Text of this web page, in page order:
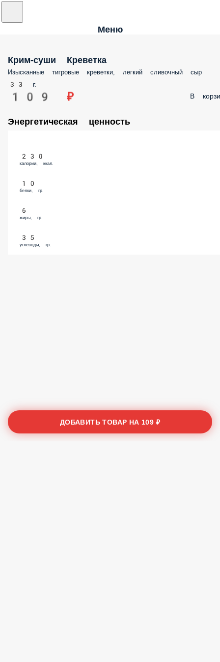
Меню
Крим-суши Креветка
Изысканные тигровые креветки, легкий сливочный сыр
33 г.
109 ₽ В
Энергетическая ценность
230
калории, ккал.
10
белки, гр.
6
жиры, гр.
35
углеводы, гр.
ДОБАВИТЬ ТОВАР НА 109 ₽